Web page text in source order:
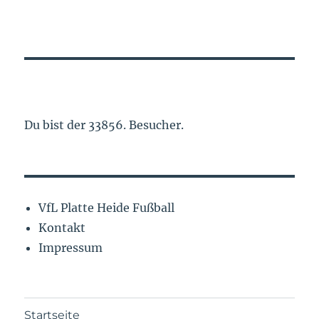
Du bist der 33856. Besucher.
VfL Platte Heide Fußball
Kontakt
Impressum
Startseite